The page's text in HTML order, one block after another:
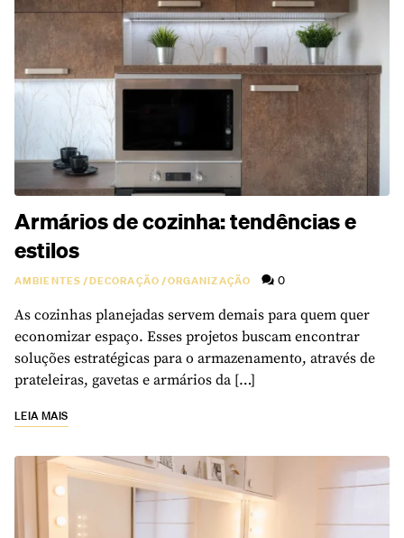
Armários de cozinha: tendências e
estilos
AMBIENTES/DECORAÇÃO/ORGANIZAÇÃO 0
As cozinhas planejadas servem demais para quem quer
economizar espaço. Esses projetos buscam encontrar
soluções estratégicas para o armazenamento, através de
prateleiras, gavetas e armários da […]
LEIA MAIS